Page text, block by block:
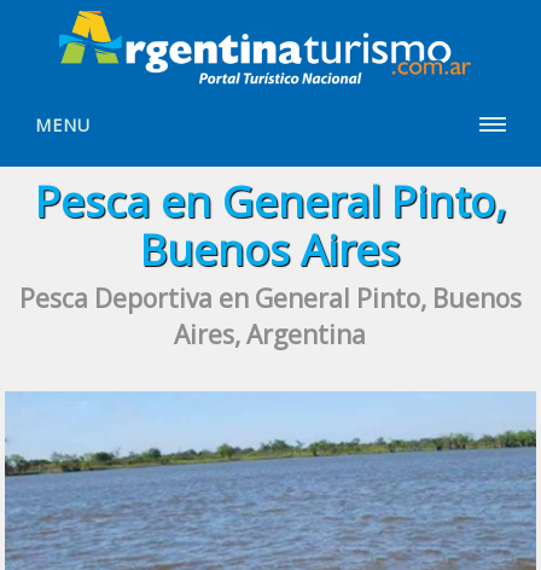
MENU
Pesca en General Pinto,
Buenos Aires
Pesca Deportiva en General Pinto, Buenos
Aires, Argentina